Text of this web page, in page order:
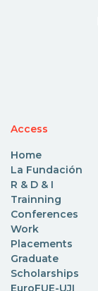
Access
Home
La Fundación
R & D & I
Trainning
Conferences
Work
Placements
Graduate
Scholarships
EuroFUE-UJI